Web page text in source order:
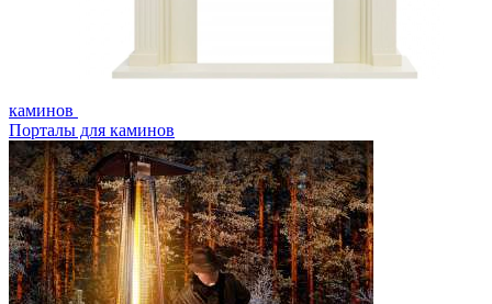
каминов
Порталы для каминов